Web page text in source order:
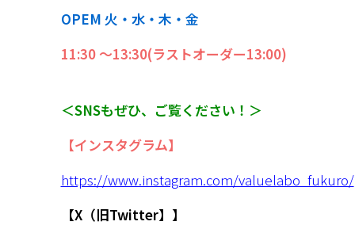
OPEM 火・水・木・金
11:30 〜13:30(ラストオーダー13:00)
＜SNSもぜひ、ご覧ください！＞
【インスタグラム】
https://www.instagram.com/valuelabo_fukuro/
【X（旧Twitter】】